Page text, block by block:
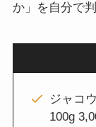
か」を自分で
ジャコ
100g